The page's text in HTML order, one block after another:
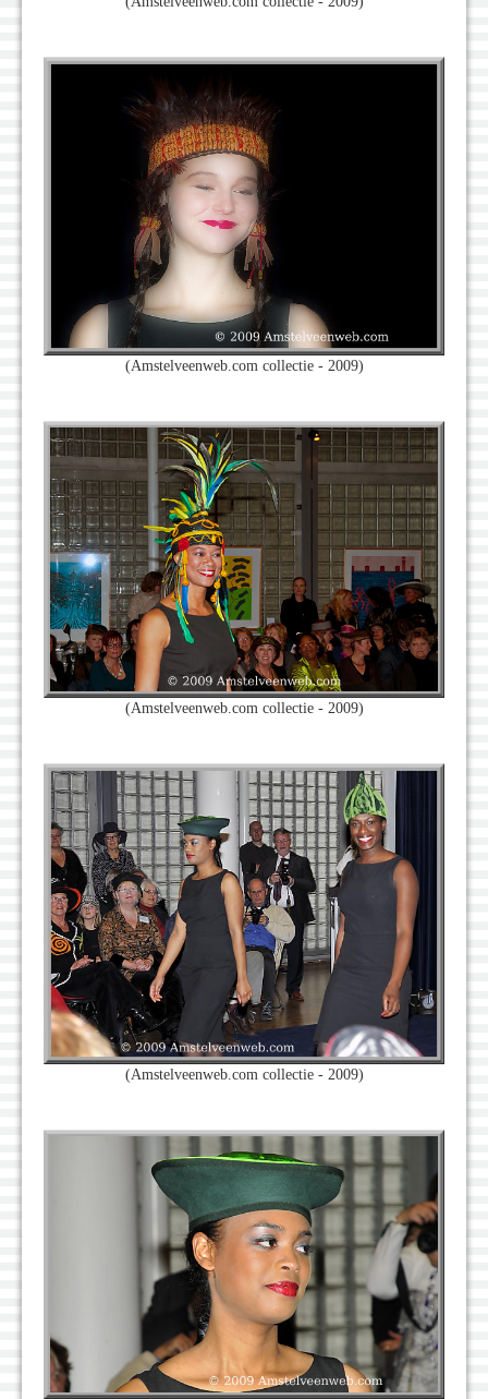
(Amstelveenweb.com collectie - 2009)
(Amstelveenweb.com collectie - 2009)
(Amstelveenweb.com collectie - 2009)